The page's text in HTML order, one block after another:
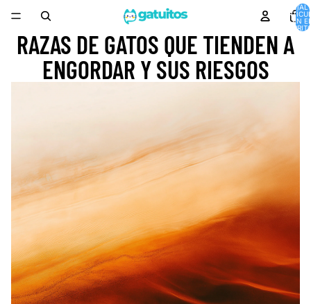
TOTAL
EN
RAZAS DE GATOS QUE TIENDEN A
ENGORDAR Y SUS RIESGOS